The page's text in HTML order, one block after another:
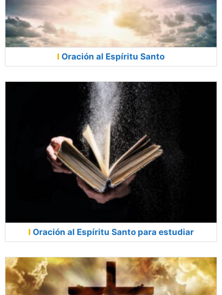
Oración al Espíritu Santo
Oración al Espíritu Santo para estudiar